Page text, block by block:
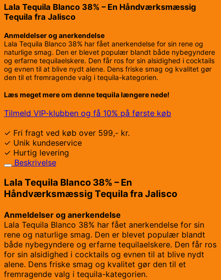
antal
Lala Tequila Blanco 38% – En Håndværksmæssig
Tequila fra Jalisco
Anmeldelser og anerkendelse
Lala Tequila Blanco 38% har fået anerkendelse for sin rene og
naturlige smag. Den er blevet populær blandt både nybegyndere
og erfarne tequilaelskere. Den får ros for sin alsidighed i cocktails
og evnen til at blive nydt alene. Dens friske smag og kvalitet gør
den til et fremragende valg i tequila-kategorien.
Læs meget mere om denne tequila længere nede!
Tilmeld VIP-klubben og få 10% på første køb
✓ Fri fragt ved køb over 599,- kr.
✓ Unik kundeservice
✓ Hurtig levering
Beskrivelse
Lala Tequila Blanco 38% – En
Håndværksmæssig Tequila fra Jalisco
Anmeldelser og anerkendelse
Lala Tequila Blanco 38% har fået anerkendelse for sin
rene og naturlige smag. Den er blevet populær blandt
både nybegyndere og erfarne tequilaelskere. Den får ros
for sin alsidighed i cocktails og evnen til at blive nydt
alene. Dens friske smag og kvalitet gør den til et
fremragende valg i tequila-kategorien.